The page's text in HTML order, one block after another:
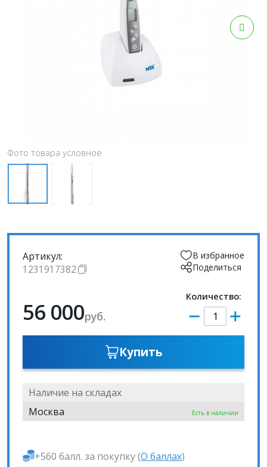
Фото товара условное
Артикул:
1231917382
В избранное
Поделиться
56 000руб.
Количество:
Купить
Наличие на складах
Москва
Есть в наличии
+560 балл. за покупку (О баллах)